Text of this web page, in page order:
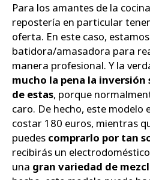
Para los amantes de la
repostería en particular
oferta. En este caso,
batidora/amasadora para
manera profesional. Y la
mucho la pena la inversión
de estas, porque
caro. De hecho, este modelo
costar 180 euros, mientras
puedes comprarlo por tan
recibirás un
una gran variedad de